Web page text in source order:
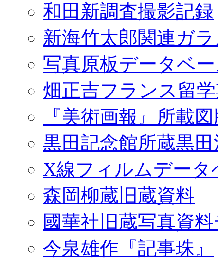
和田新調査撮影記録
新海竹太郎関連ガ
写真原板データベ
畑正吉フランス留
『美術画報』所載
黒田記念館所蔵黒
X線フィルムデータ
森岡柳蔵旧蔵資料
國華社旧蔵写真資
今泉雄作『記事珠』